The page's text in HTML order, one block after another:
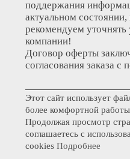
поддержания
актуальном состоянии,
рекомендуем
компании!
Договор оферты
согласования заказа с
Этот сайт использует
более комфортной работы
Продолжая просмотр
соглашаетесь с
cookies Подробнее